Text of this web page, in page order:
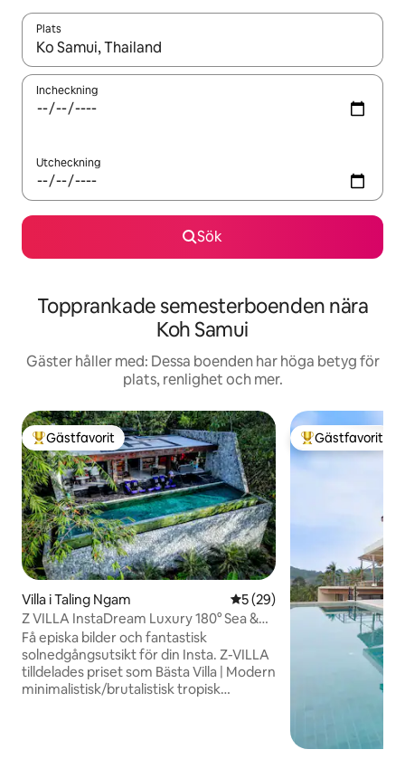
Plats
När resultaten är tillgängliga kan du navigera med upp- och
Incheckning
Utcheckning
Sök
Topprankade semesterboenden nära
Koh Samui
Gäster håller med: Dessa boenden har höga betyg för
plats, renlighet och mer.
Populär gästfavorit
Gästfavorit
Villa i Taling Ngam 5 av 5 i genomsnittligt
5 (29)
Z VILLA InstaDream Luxury 180° Sea &
Sunset
Få episka bilder och fantastisk
solnedgångsutsikt för din Insta. Z-VILLA
tilldelades priset som Bästa Villa | Modern
minimalistisk/brutalistisk tropisk
Populär
Gästfavorit